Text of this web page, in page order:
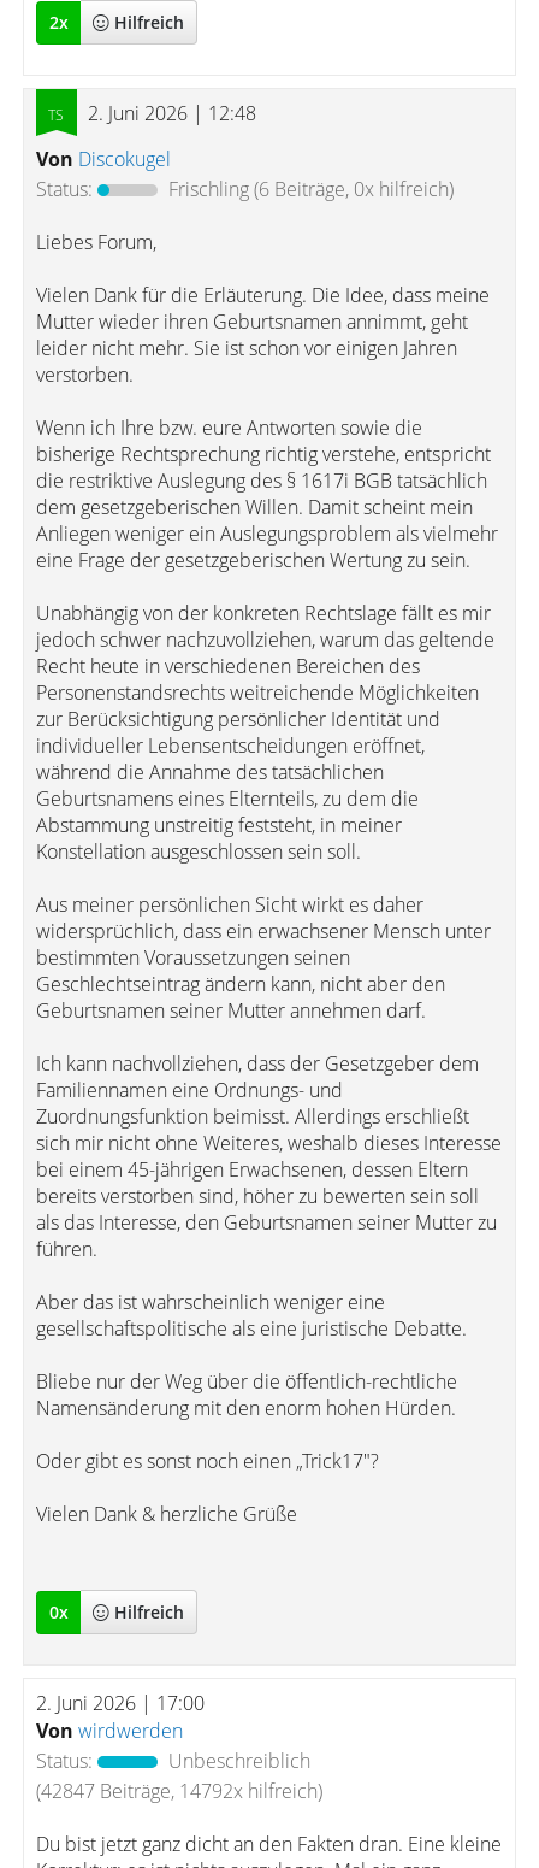
2x Hilfreich
2. Juni 2026 | 12:48
Von Discokugel
Status:
Frischling(6 Beiträge, 0x hilfreich)
Liebes Forum,
Vielen Dank für die Erläuterung. Die Idee, dass meine
Mutter wieder ihren Geburtsnamen annimmt, geht
leider nicht mehr. Sie ist schon vor einigen Jahren
verstorben.
Wenn ich Ihre bzw. eure Antworten sowie die
bisherige Rechtsprechung richtig verstehe, entspricht
die restriktive Auslegung des § 1617i BGB tatsächlich
dem gesetzgeberischen Willen. Damit scheint mein
Anliegen weniger ein Auslegungsproblem als vielmehr
eine Frage der gesetzgeberischen Wertung zu sein.
Unabhängig von der konkreten Rechtslage fällt es mir
jedoch schwer nachzuvollziehen, warum das geltende
Recht heute in verschiedenen Bereichen des
Personenstandsrechts weitreichende Möglichkeiten
zur Berücksichtigung persönlicher Identität und
individueller Lebensentscheidungen eröffnet,
während die Annahme des tatsächlichen
Geburtsnamens eines Elternteils, zu dem die
Abstammung unstreitig feststeht, in meiner
Konstellation ausgeschlossen sein soll.
Aus meiner persönlichen Sicht wirkt es daher
widersprüchlich, dass ein erwachsener Mensch unter
bestimmten Voraussetzungen seinen
Geschlechtseintrag ändern kann, nicht aber den
Geburtsnamen seiner Mutter annehmen darf.
Ich kann nachvollziehen, dass der Gesetzgeber dem
Familiennamen eine Ordnungs- und
Zuordnungsfunktion beimisst. Allerdings erschließt
sich mir nicht ohne Weiteres, weshalb dieses Interesse
bei einem 45-jährigen Erwachsenen, dessen Eltern
bereits verstorben sind, höher zu bewerten sein soll
als das Interesse, den Geburtsnamen seiner Mutter zu
führen.
Aber das ist wahrscheinlich weniger eine
gesellschaftspolitische als eine juristische Debatte.
Bliebe nur der Weg über die öffentlich-rechtliche
Namensänderung mit den enorm hohen Hürden.
Oder gibt es sonst noch einen „Trick17"?
Vielen Dank & herzliche Grüße
0x Hilfreich
2. Juni 2026 | 17:00
Von wirdwerden
Status:
Unbeschreiblich
(42847 Beiträge, 14792x hilfreich)
Du bist jetzt ganz dicht an den Fakten dran. Eine kleine